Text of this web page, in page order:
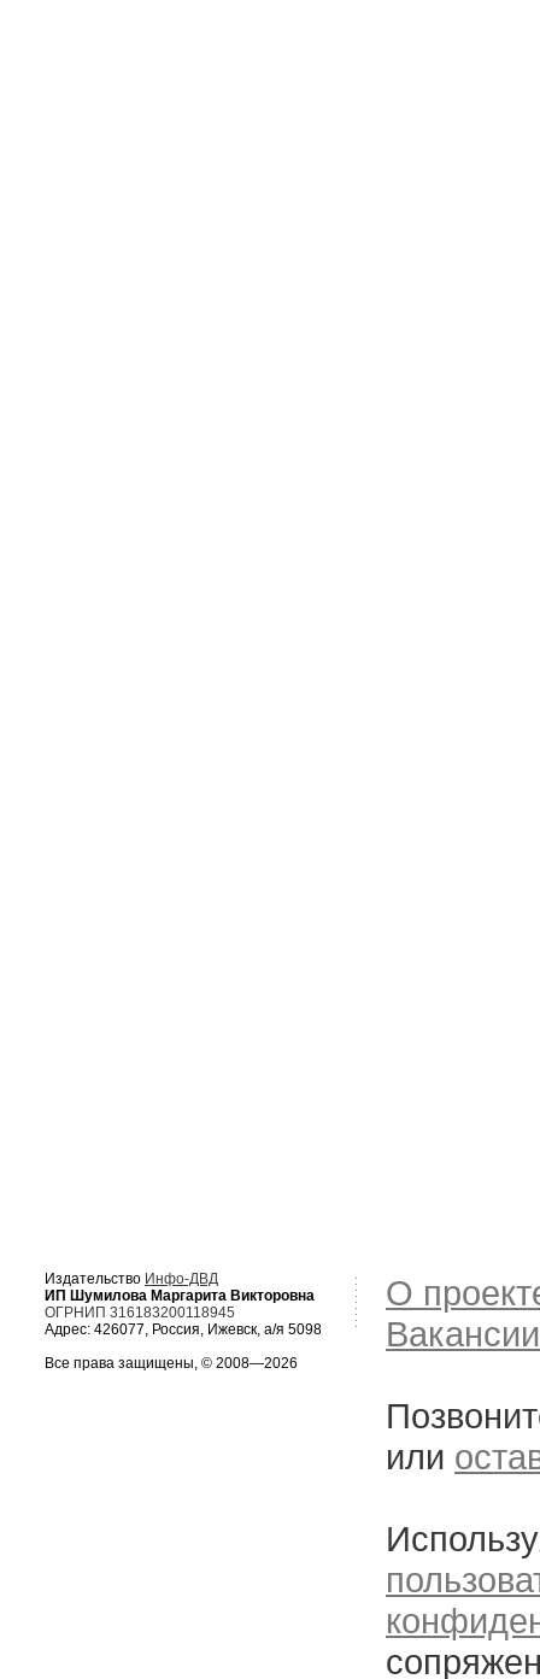
Издательство Инфо-ДВД
ИП Шумилова Маргарита Викторовна
ОГРНИП 316183200118945
Адрес: 426077, Россия, Ижевск, а/я 5098
Все права защищены, © 2008—2026
О
Вакансии
или